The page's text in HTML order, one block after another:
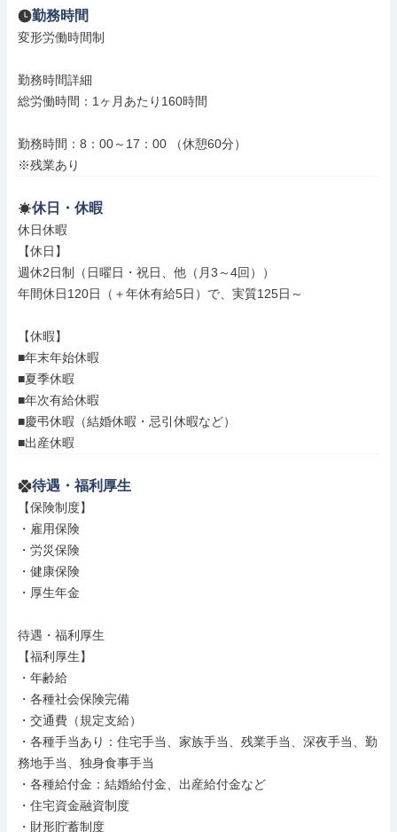
勤務時間
変形労働時間制
勤務時間詳細
総労働時間：1ヶ月あたり160時間
勤務時間：8：00～17：00 （休憩60分）
※残業あり
休日・休暇
休日休暇
【休日】
週休2日制（日曜日・祝日、他（月3～4回））
年間休日120日（＋年休有給5日）で、実質125日～
【休暇】
■年末年始休暇
■夏季休暇
■年次有給休暇
■慶弔休暇（結婚休暇・忌引休暇など）
■出産休暇
待遇・福利厚生
【保険制度】
・雇用保険
・労災保険
・健康保険
・厚生年金
待遇・福利厚生
【福利厚生】
・年齢給
・各種社会保険完備
・交通費（規定支給）
・各種手当あり：住宅手当、家族手当、残業手当、深夜手当、勤
務地手当、独身食事手当
・各種給付金：結婚給付金、出産給付金など
・住宅資金融資制度
・財形貯蓄制度